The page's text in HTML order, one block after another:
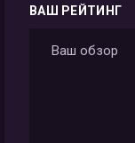
ВАШ РЕЙТИНГ